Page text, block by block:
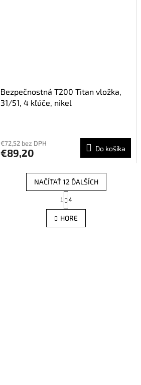
Bezpečnostná T200 Titan vložka,
31/51, 4 kľúče, nikel
€72,52 bez DPH
€89,20 Do košíka
O
v
l
NAČÍTAŤ 12 ĎALŠÍCH
t
r
á
n
1 4
HORE